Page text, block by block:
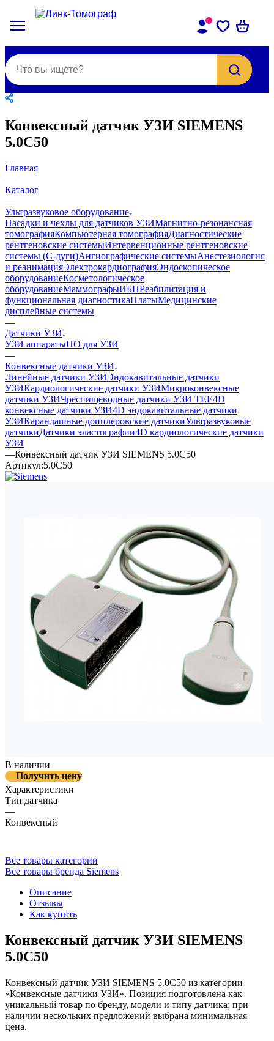
Конвексный датчик УЗИ SIEMENS
5.0C50
Главная
—
Каталог
—
Ультразвуковое оборудование
Насадки и чехлы для датчиков УЗИМагнитно-резонансная
томографияКомпьютерная томографияДиагностические
рентгеновские системыИнтервенционные рентгеновские
системы (С-дуги)Ангиографические системыАнестезиология
и реанимацияЭлектрокардиографияЭндоскопическое
оборудованиеКосметологическое
оборудованиеМаммографыИБПРеабилитация и
функциональная диагностикаПлатыМедицинские
дисплейные системы
—
Датчики УЗИ
УЗИ аппаратыПО для УЗИ
—
Конвексные датчики УЗИ
Линейные датчики УЗИЭндокавитальные датчики
УЗИКардиологические датчики УЗИМикроконвексные
датчики УЗИЧреспищеводные датчики УЗИ TEE4D
конвексные датчики УЗИ4D эндокавитальные датчики
УЗИКарандашные допплеровские датчикиУльтразвуковые
датчикиДатчики эластографии4D кардиологические датчики
УЗИ
—Конвексный датчик УЗИ SIEMENS 5.0C50
Артикул:5.0C50
В наличии
Получить цену
Характеристики
Тип датчика
—
Конвексный
Все товары категории
Все товары бренда Siemens
Описание
Отзывы
Как купить
Конвексный датчик УЗИ SIEMENS
5.0C50
Конвексный датчик УЗИ SIEMENS 5.0C50 из категории
«Конвексные датчики УЗИ». Позиция подготовлена как
уникальный товар по бренду, модели и типу датчика; при
наличии нескольких предложений выбрана минимальная
цена.